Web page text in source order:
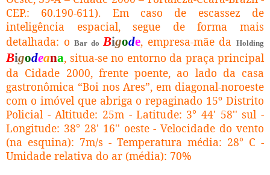
CEP.: 60.190-611). Em caso de escassez de
inteligência espacial, segue de forma mais
detalhada: oBar do Bigode, empresa-mãe daHolding
Bigodeana, situa-se no entorno da praça principal
da Cidade 2000, frente poente, ao lado da casa
gastronômica “Boi nos Ares”, em diagonal-noroeste
com o imóvel que abriga o repaginado 15º Distrito
Policial - Altitude: 25m - Latitude: 3° 44' 58'' sul -
Longitude: 38° 28' 16'' oeste - Velocidade do vento
(na esquina): 7m/s - Temperatura média: 28° C -
Umidade relativa do ar (média): 70%